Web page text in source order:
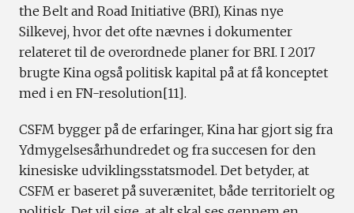
the Belt and Road Initiative (BRI), Kinas nye
Silkevej, hvor det ofte nævnes i dokumenter
relateret til de overordnede planer for BRI. I 2017
brugte Kina også politisk kapital på at få konceptet
med i en FN-resolution[11].
CSFM bygger på de erfaringer, Kina har gjort sig fra
Ydmygelsesårhundredet og fra succesen for den
kinesiske udviklingsstatsmodel. Det betyder, at
CSFM er baseret på suverænitet, både territorielt og